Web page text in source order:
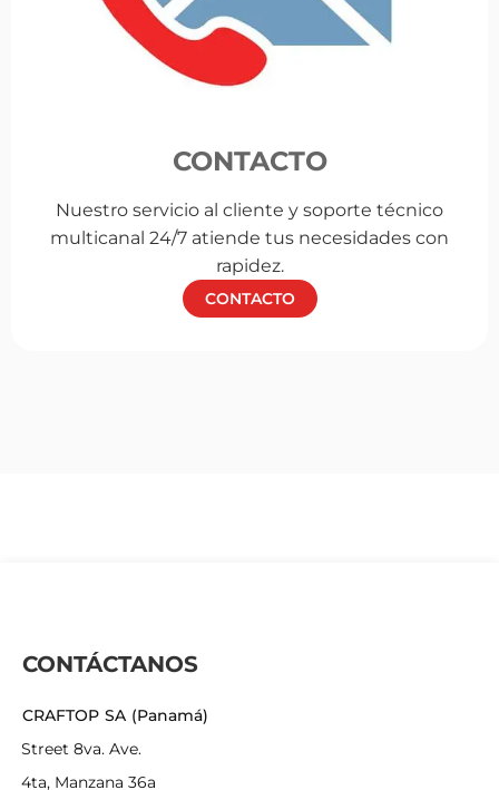
CONTACTO
Nuestro servicio al cliente y soporte técnico
multicanal 24/7 atiende tus necesidades con
rapidez.
CONTACTO
CONTÁCTANOS
CRAFTOP SA (Panamá)
Street 8va. Ave.
4ta, Manzana 36a